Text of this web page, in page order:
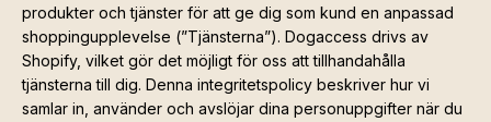
produkter och tjänster för att ge dig som kund en anpassad
shoppingupplevelse (”Tjänsterna”). Dogaccess drivs av
Shopify, vilket gör det möjligt för oss att tillhandahålla
tjänsterna till dig. Denna integritetspolicy beskriver hur vi
samlar in, använder och avslöjar dina personuppgifter när du